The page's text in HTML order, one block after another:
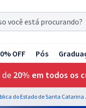
OFF Pós
de 20% em todos os
DPE SC -